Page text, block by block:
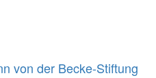
von der Becke-Stiftung